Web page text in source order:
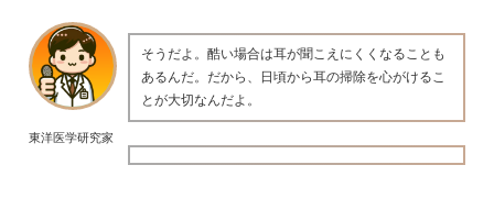
東洋医学研究家
そうだよ。酷い場合は耳が聞こえにくくなることも
あるんだ。だから、日頃から耳の掃除を心がけるこ
とが大切なんだよ。